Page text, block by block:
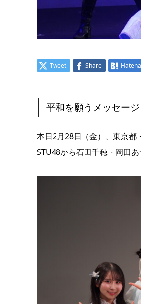
Tweet Share Hatena
平和を願うメッセー
本日2月28日（金）、東京都
STU48から石田千穂・岡田